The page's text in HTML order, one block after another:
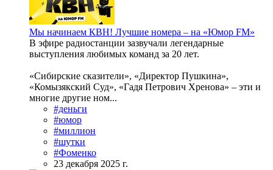
Мы начинаем КВН! Лучшие номера – на «Юмор FM»
В эфире радиостанции зазвучали легендарные
выступления любимых команд за 20 лет.
«Сибирские сказители», «Директор Пушкина»,
«Комызякский Суд», «Гадя Петрович Хренова» – эти и
многие другие ном...
#деньги
#юмор
#миллион
#шутки
#Фоменко
23 декабря 2025 г.